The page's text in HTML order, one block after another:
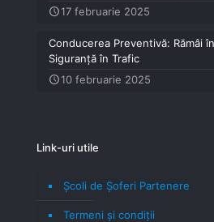
17 februarie 2025
Conducerea Preventivă: Rămâi în
Siguranță în Trafic
10 februarie 2025
Link-uri utile
Școli de Șoferi Partenere
Termeni şi condiţii